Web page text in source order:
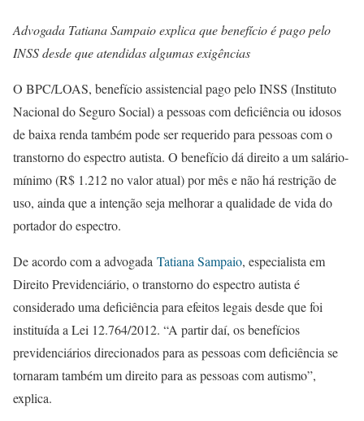
Advogada Tatiana Sampaio explica que benefício é pago pelo
INSS desde que atendidas algumas exigências
O BPC/LOAS, benefício assistencial pago pelo INSS (Instituto
Nacional do Seguro Social) a pessoas com deficiência ou idosos
de baixa renda também pode ser requerido para pessoas com o
transtorno do espectro autista. O benefício dá direito a um salário-
mínimo (R$ 1.212 no valor atual) por mês e não há restrição de
uso, ainda que a intenção seja melhorar a qualidade de vida do
portador do espectro.
De acordo com a advogada Tatiana Sampaio, especialista em
Direito Previdenciário, o transtorno do espectro autista é
considerado uma deficiência para efeitos legais desde que foi
instituída a Lei 12.764/2012. “A partir daí, os benefícios
previdenciários direcionados para as pessoas com deficiência se
tornaram também um direito para as pessoas com autismo”,
explica.